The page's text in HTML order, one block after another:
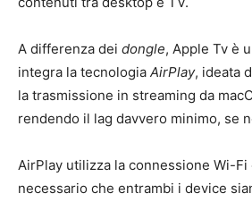
A differenza dei dongle, Apple Tv è
integra la tecnologia AirPlay, ideata
la trasmissione in streaming da
rendendo il lag davvero minimo, se
AirPlay utilizza la connessione Wi-Fi
necessario che entrambi i device